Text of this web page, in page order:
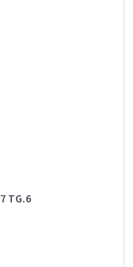
TG.6